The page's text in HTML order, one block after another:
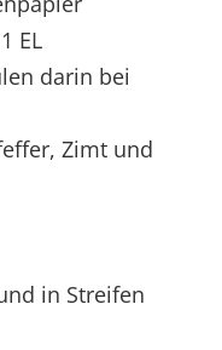
EL
darin bei
Zimt und
in Streifen